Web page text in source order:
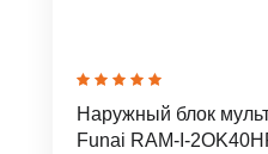
Наружный блок
Funai RAM-I-